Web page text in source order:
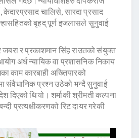
केदारप्रसाद चालिसे, सारदा प्रसाद
बृहद् पूर्ण इजलासले सुनुवाई
जबरा र प्रकाशमान सिंह राउतको संयुक्त
अर्ध न्यायिक वा प्रशासनिक निकाय
काम कारबाही अख्तियारको
संवैधानिक प्रश्न उठेको भन्दै सुनुवाई
दिएको थियो। शर्माकी श्रीमती कल्पना
प्रत्यक्षीकरणको रिट दायर गरेकी